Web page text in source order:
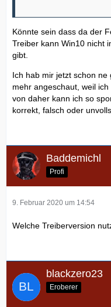
Könnte sein dass da der
Treiber kann Win10 nicht
gibt.
Ich hab mir jetzt schon
mehr angeschaut, weil
von daher kann ich so
korrekt, falsch oder
Baddemichl
Profi
9. Februar 2020 um 14:54
Welche Treiberversion
blackzero23
Eroberer